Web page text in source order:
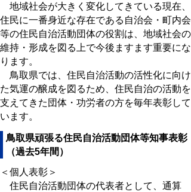
地域社会が大きく変化してきている現在、
住民に一番身近な存在である自治会・町内会
等の住民自治活動団体の役割は、地域社会の
維持・形成を図る上で今後ますます重要にな
ります。
鳥取県では、住民自治活動の活性化に向け
た気運の醸成を図るため、住民自治の活動を
支えてきた団体・功労者の方を毎年表彰して
います。
鳥取県頑張る住民自治活動団体等知事表彰
（過去5年間）
＜個人表彰＞
住民自治活動団体の代表者として、通算